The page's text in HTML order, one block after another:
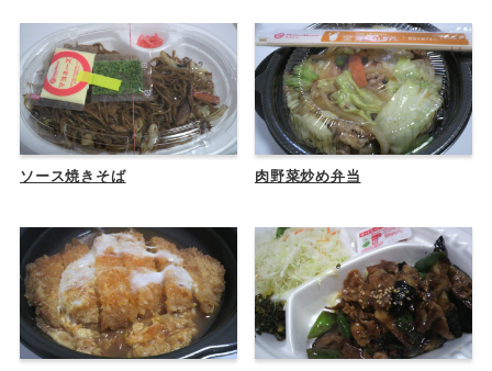
ソース焼きそば 肉野菜炒め弁当